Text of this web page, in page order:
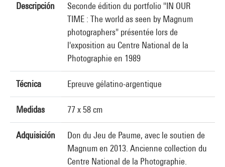
Descripción
Seconde édition du portfolio "IN OUR
TIME : The world as seen by Magnum
photographers" présentée lors de
l'exposition au Centre National de la
Photographie en 1989
Técnica Epreuve gélatino-argentique
Medidas 77 x 58 cm
Adquisición
Don du Jeu de Paume, avec le soutien de
Magnum en 2013. Ancienne collection du
Centre National de la Photographie.